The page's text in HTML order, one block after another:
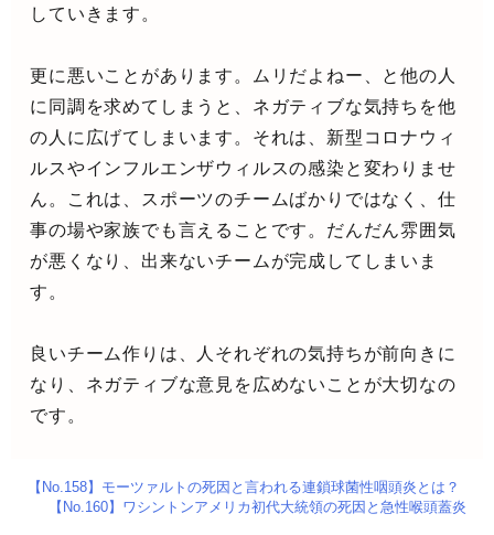
していきます。
更に悪いことがあります。ムリだよねー、と他の人
に同調を求めてしまうと、ネガティブな気持ちを他
の人に広げてしまいます。それは、新型コロナウィ
ルスやインフルエンザウィルスの感染と変わりませ
ん。これは、スポーツのチームばかりではなく、仕
事の場や家族でも言えることです。だんだん雰囲気
が悪くなり、出来ないチームが完成してしまいま
す。
良いチーム作りは、人それぞれの気持ちが前向きに
なり、ネガティブな意見を広めないことが大切なの
です。
【No.158】モーツァルトの死因と言われる連鎖球菌性咽頭炎とは？
【No.160】ワシントンアメリカ初代大統領の死因と急性喉頭蓋炎